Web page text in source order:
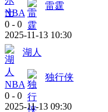
NBA
雷霆
0 - 0
2025-11-13 10:30
湖人
NBA
独行侠
0 - 0
2025-11-13 09:30